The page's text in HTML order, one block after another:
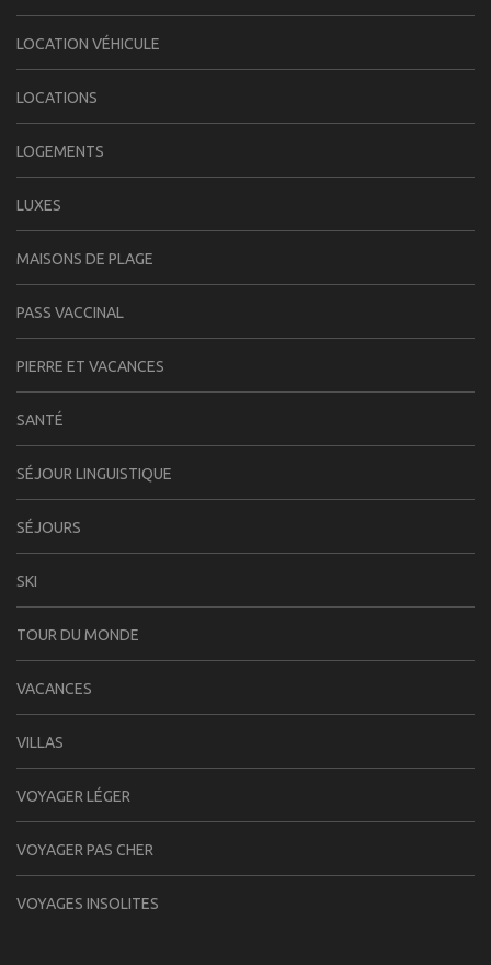
LOCATION VÉHICULE
LOCATIONS
LOGEMENTS
LUXES
MAISONS DE PLAGE
PASS VACCINAL
PIERRE ET VACANCES
SANTÉ
SÉJOUR LINGUISTIQUE
SÉJOURS
SKI
TOUR DU MONDE
VACANCES
VILLAS
VOYAGER LÉGER
VOYAGER PAS CHER
VOYAGES INSOLITES